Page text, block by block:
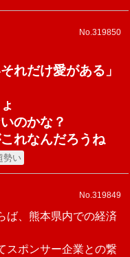
No.319850
れだけ愛がある」
のかな？
れなんだろうね
勢い
No.319849
ば、熊本県内での経済
スポンサー企業との繋